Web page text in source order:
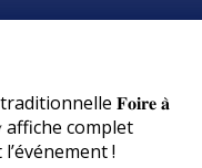
𝐅𝐨𝐢𝐫𝐞 𝐚̀
affiche complet
!